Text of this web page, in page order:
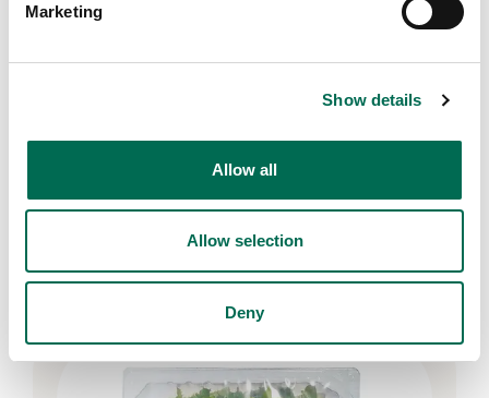
Marketing
Show details
Allow all
Allow selection
Deny
Ready-to-eat Chunky Guacamole